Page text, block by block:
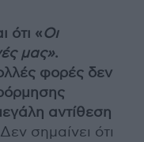
ότι «Οι
μας».
φορές δεν
αντίθεση
Δεν σημαίνει ότι